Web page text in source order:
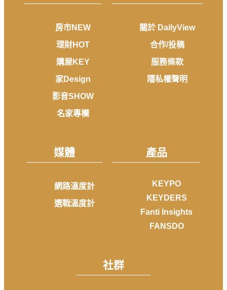
房市NEW
理財HOT
購屋KEY
家Design
影音SHOW
名家專欄
關於 DailyView
合作/投稿
服務條款
隱私權聲明
媒體
網路溫度計
選戰溫度計
產品
KEYPO
KEYDERS
Fanti Insights
FANSDO
社群